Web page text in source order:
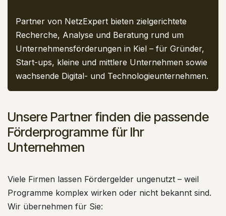
Partner von NetzExpert bieten zielgerichtete
Recherche, Analyse und Beratung rund um
Unternehmensförderungen in Kiel – für Gründer,
Start-ups, kleine und mittlere Unternehmen sowie
wachsende Digital- und Technologieunternehmen.
Unsere Partner finden die passende
Förderprogramme für Ihr
Unternehmen
Viele Firmen lassen Fördergelder ungenutzt – weil
Programme komplex wirken oder nicht bekannt sind.
Wir übernehmen für Sie: